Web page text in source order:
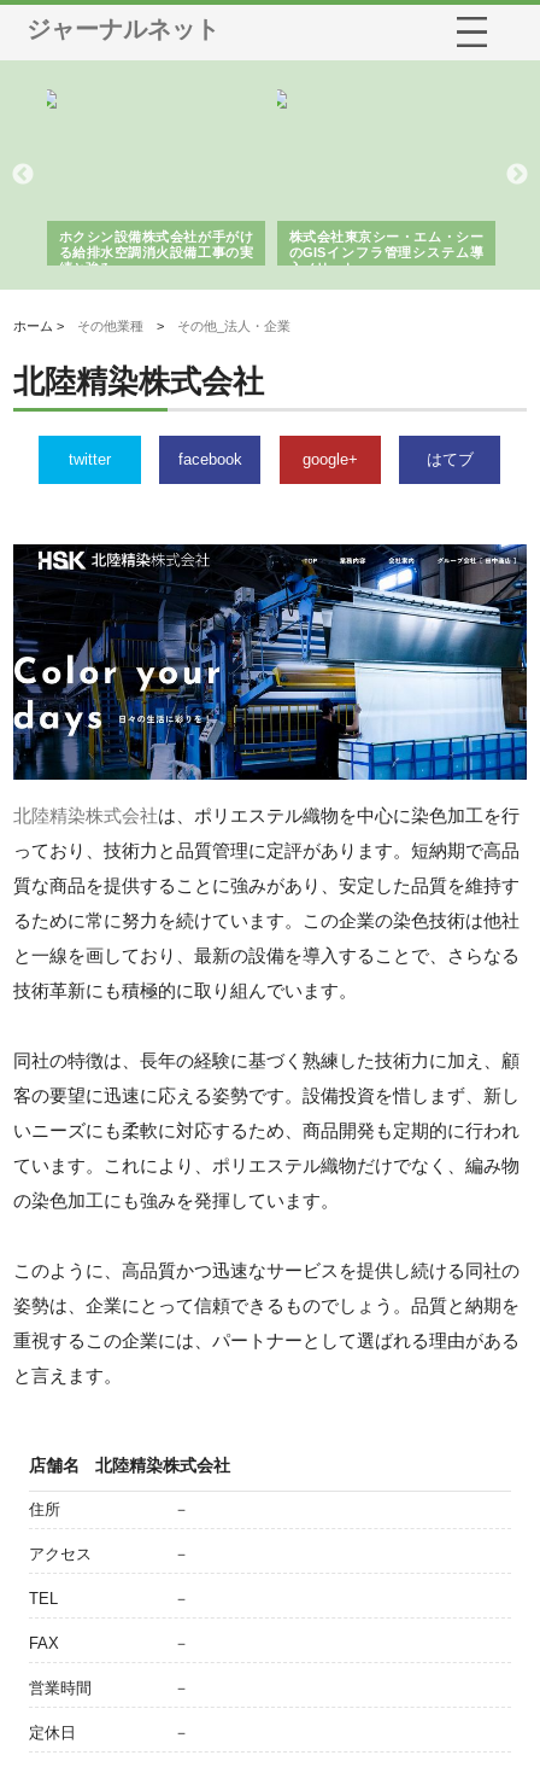
ジャーナルネット
ホクシン設備株式会社が手がけ
る給排水空調消火設備工事の実
績と強み
株式会社東京シー・エム・シー
のGISインフラ管理システム導
入メリット
ホーム > その他業種 > その他_法人・企業
北陸精染株式会社
twitter facebook google+ はてブ
北陸精染株式会社は、ポリエステル織物を中心に染色加工を行
っており、技術力と品質管理に定評があります。短納期で高品
質な商品を提供することに強みがあり、安定した品質を維持す
るために常に努力を続けています。この企業の染色技術は他社
と一線を画しており、最新の設備を導入することで、さらなる
技術革新にも積極的に取り組んでいます。
同社の特徴は、長年の経験に基づく熟練した技術力に加え、顧
客の要望に迅速に応える姿勢です。設備投資を惜しまず、新し
いニーズにも柔軟に対応するため、商品開発も定期的に行われ
ています。これにより、ポリエステル織物だけでなく、編み物
の染色加工にも強みを発揮しています。
このように、高品質かつ迅速なサービスを提供し続ける同社の
姿勢は、企業にとって信頼できるものでしょう。品質と納期を
重視するこの企業には、パートナーとして選ばれる理由がある
と言えます。
店舗名 北陸精染株式会社
住所 －
アクセス －
TEL －
FAX －
営業時間 －
定休日 －